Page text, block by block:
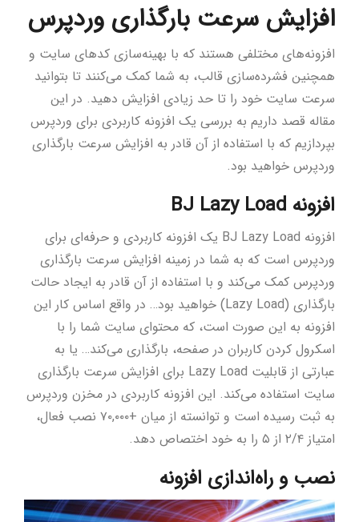
افزایش سرعت بارگذاری وردپرس
افزونه‌های مختلفی هستند که با بهینه‌سازی کدهای سایت و
همچنین فشرده‌سازی قالب، به شما کمک می‌کنند تا بتوانید
سرعت سایت خود را تا حد زیادی افزایش دهید. در این
مقاله قصد داریم به بررسی یک افزونه کاربردی برای وردپرس
بپردازیم که با استفاده از آن قادر به افزایش سرعت بارگذاری
وردپرس خواهید بود.
افزونه BJ Lazy Load
افزونه BJ Lazy Load یک افزونه کاربردی و حرفه‌ای برای
وردپرس است که به شما در زمینه افزایش سرعت بارگذاری
وردپرس کمک می‌کند و با استفاده از آن قادر به ایجاد حالت
بارگذاری (Lazy Load) خواهید بود… در واقع اساس کار این
افزونه به این صورت است، که محتوای سایت شما را با
اسکرول کردن کاربران در صفحه، بارگذاری می‌کند… یا به
عبارتی از قابلیت Lazy Load برای افزایش سرعت بارگذاری
سایت استفاده می‌کند. این افزونه کاربردی در مخزن وردپرس
به ثبت رسیده است و توانسته از میان +۷۰,۰۰۰ نصب فعال،
امتیاز ۲/۴ از ۵ را به خود اختصاص دهد.
نصب و راه‌اندازی افزونه